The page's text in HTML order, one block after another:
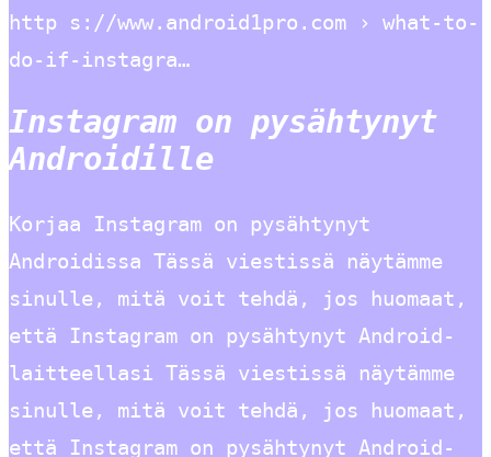
http s://www.android1pro.com › what-to-
do-if-instagra…
Instagram on pysähtynyt
Androidille
Korjaa Instagram on pysähtynyt
Androidissa Tässä viestissä näytämme
sinulle, mitä voit tehdä, jos huomaat,
että Instagram on pysähtynyt Android-
laitteellasi Tässä viestissä näytämme
sinulle, mitä voit tehdä, jos huomaat,
että Instagram on pysähtynyt Android-